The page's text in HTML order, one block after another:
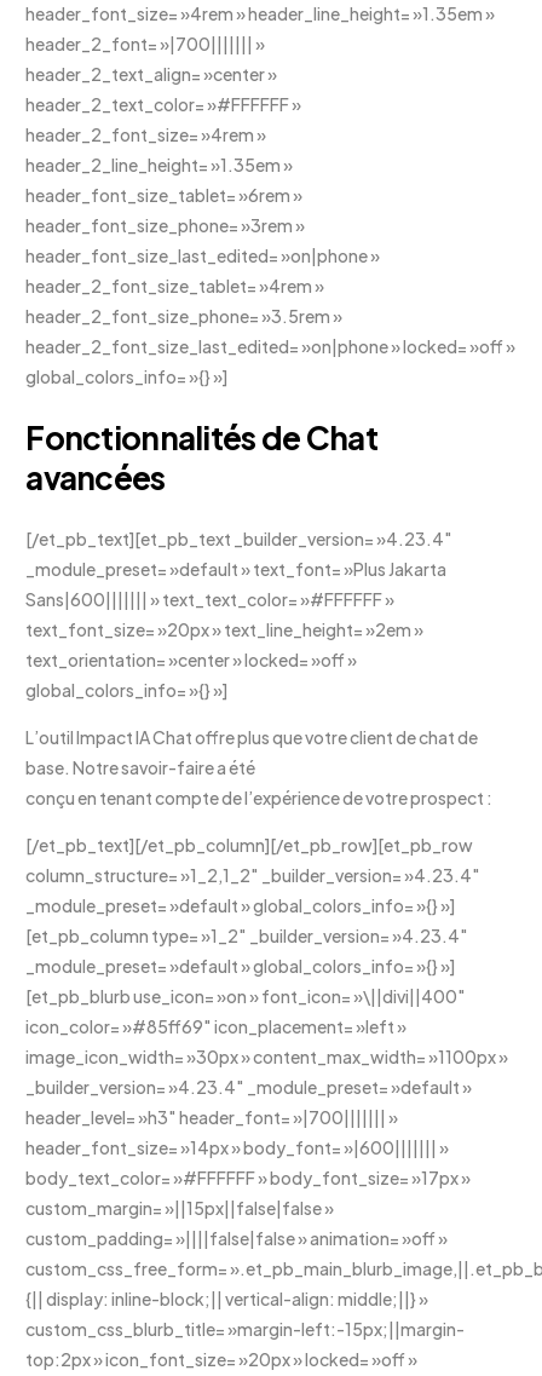
header_font_size= »4rem » header_line_height= »1.35em »
header_2_font= »|700||||||| »
header_2_text_align= »center »
header_2_text_color= »#FFFFFF »
header_2_font_size= »4rem »
header_2_line_height= »1.35em »
header_font_size_tablet= »6rem »
header_font_size_phone= »3rem »
header_font_size_last_edited= »on|phone »
header_2_font_size_tablet= »4rem »
header_2_font_size_phone= »3.5rem »
header_2_font_size_last_edited= »on|phone » locked= »off »
global_colors_info= »{} »]
Fonctionnalités de Chat
avancées
[/et_pb_text][et_pb_text _builder_version= »4.23.4″
_module_preset= »default » text_font= »Plus Jakarta
Sans|600||||||| » text_text_color= »#FFFFFF »
text_font_size= »20px » text_line_height= »2em »
text_orientation= »center » locked= »off »
global_colors_info= »{} »]
L’outil Impact IA Chat offre plus que votre client de chat de
base. Notre savoir-faire a été
conçu en tenant compte de l’expérience de votre prospect :
[/et_pb_text][/et_pb_column][/et_pb_row][et_pb_row
column_structure= »1_2,1_2″ _builder_version= »4.23.4″
_module_preset= »default » global_colors_info= »{} »]
[et_pb_column type= »1_2″ _builder_version= »4.23.4″
_module_preset= »default » global_colors_info= »{} »]
[et_pb_blurb use_icon= »on » font_icon= »\||divi||400″
icon_color= »#85ff69″ icon_placement= »left »
image_icon_width= »30px » content_max_width= »1100px »
_builder_version= »4.23.4″ _module_preset= »default »
header_level= »h3″ header_font= »|700||||||| »
header_font_size= »14px » body_font= »|600||||||| »
body_text_color= »#FFFFFF » body_font_size= »17px »
custom_margin= »||15px||false|false »
custom_padding= »||||false|false » animation= »off »
custom_css_free_form=
{|| display: inline-block;|| vertical-align: middle;||} »
custom_css_blurb_title= »margin-left:-15px;||margin-
top:2px » icon_font_size= »20px » locked= »off »